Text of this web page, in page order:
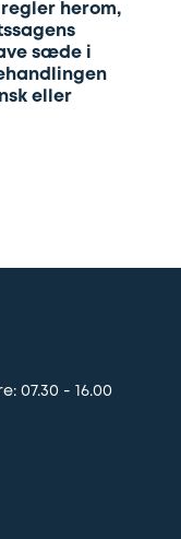
herom,
sæde i
eller
07.30 - 16.00